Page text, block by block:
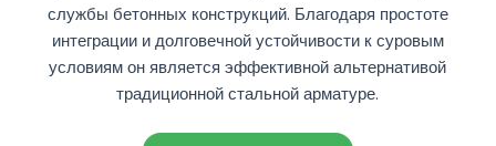
службы бетонных конструкций. Благодаря простоте
интеграции и долговечной устойчивости к суровым
условиям он является эффективной альтернативой
традиционной стальной арматуре.